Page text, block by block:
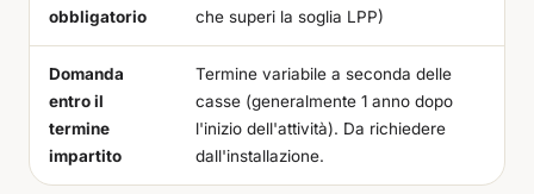
obbligatorio
che superi la soglia LPP)
Domanda
entro il
termine
impartito
Termine variabile a seconda delle
casse (generalmente 1 anno dopo
l'inizio dell'attività). Da richiedere
dall'installazione.